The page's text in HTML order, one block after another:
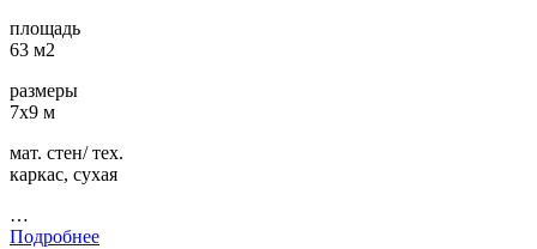
площадь
63 м2
размеры
7х9 м
мат. стен/ тех.
каркас, сухая
…
Подробнее